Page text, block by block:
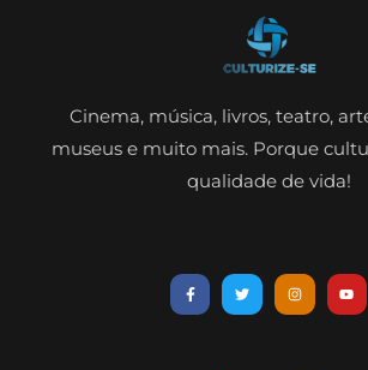
Cinema, música, livros, teatro,
museus e muito mais. Porque
qualidade de vida!